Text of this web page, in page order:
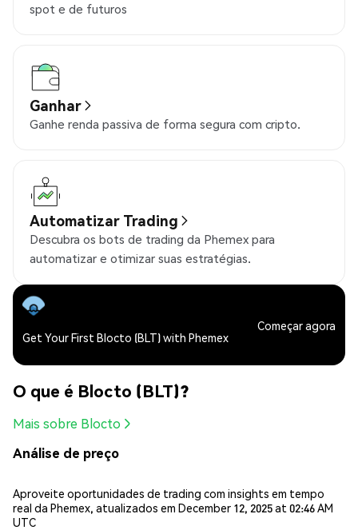
spot e de futuros
Ganhar
Ganhe renda passiva de forma segura com cripto.
Automatizar Trading
Descubra os bots de trading da Phemex para
automatizar e otimizar suas estratégias.
Get Your First Blocto (BLT) with Phemex
Começar agora
O que é Blocto (BLT)?
Mais sobre Blocto
Análise de preço
Aproveite oportunidades de trading com insights em tempo
real da Phemex, atualizados em December 12, 2025 at 02:46 AM
UTC